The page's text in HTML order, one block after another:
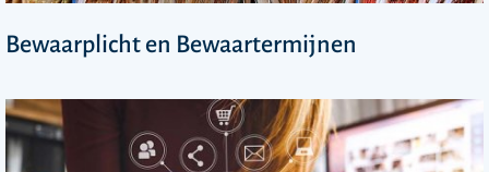
Bewaarplicht en Bewaartermijnen